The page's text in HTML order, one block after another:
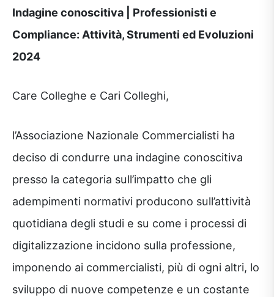
Indagine conoscitiva | Professionisti e
Compliance: Attività, Strumenti ed Evoluzioni
2024
Care Colleghe e Cari Colleghi,
l’Associazione Nazionale Commercialisti ha
deciso di condurre una indagine conoscitiva
presso la categoria sull’impatto che gli
adempimenti normativi producono sull’attività
quotidiana degli studi e su come i processi di
digitalizzazione incidono sulla professione,
imponendo ai commercialisti, più di ogni altri, lo
sviluppo di nuove competenze e un costante